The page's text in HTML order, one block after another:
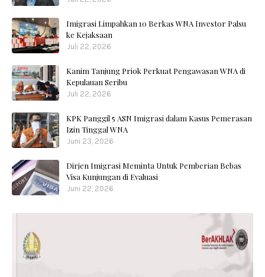
Imigrasi Limpahkan 10 Berkas WNA Investor Palsu
ke Kejaksaan
Juli 22, 2026
Kanim Tanjung Priok Perkuat Pengawasan WNA di
Kepulauan Seribu
Juli 22, 2026
KPK Panggil 5 ASN Imigrasi dalam Kasus Pemerasan
Izin Tinggal WNA
Juni 23, 2026
Dirjen Imigrasi Meminta Untuk Pemberian Bebas
Visa Kunjungan di Evaluasi
Juni 22, 2026